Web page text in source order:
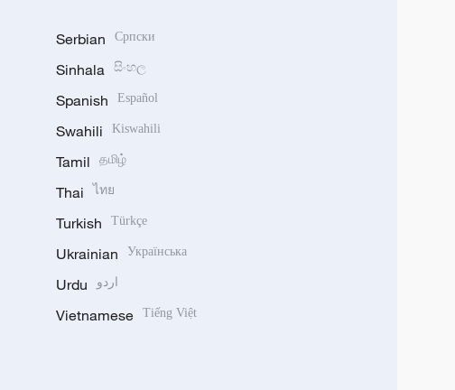
Serbian Српски
Sinhala සිංහල
Spanish Español
Swahili Kiswahili
Tamil தமிழ்
Thai ไทย
Turkish Türkçe
Ukrainian Українська
Urdu اردو
Vietnamese Tiếng Việt